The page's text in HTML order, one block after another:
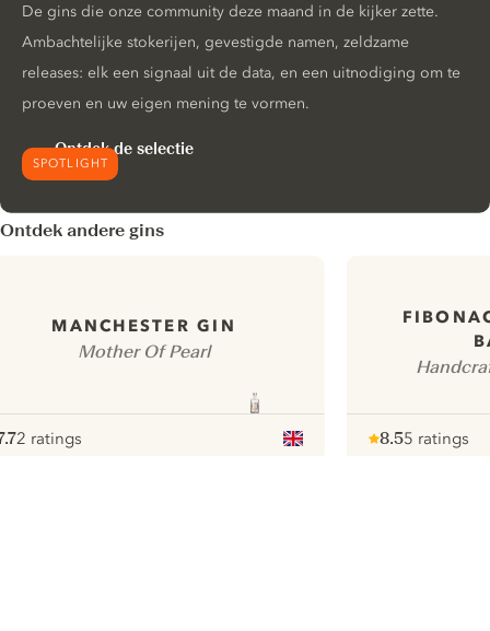
SPOTLIGHT
De gins die onze community deze maand in de kijker zette.
Ambachtelijke stokerijen, gevestigde namen, zeldzame
releases: elk een signaal uit de data, en een uitnodiging om te
proeven en uw eigen mening te vormen.
Ontdek de selectie
Ontdek andere gins
MANCHESTER GIN
Mother Of Pearl
2 ratings
8.55 ratings